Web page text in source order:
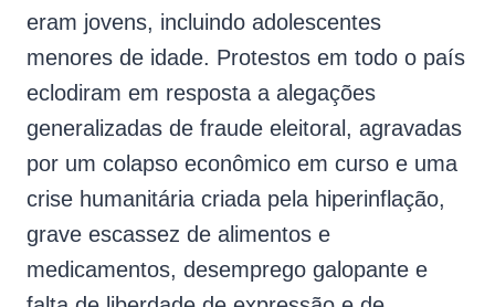
eram jovens, incluindo adolescentes
menores de idade. Protestos em todo o país
eclodiram em resposta a alegações
generalizadas de fraude eleitoral, agravadas
por um colapso econômico em curso e uma
crise humanitária criada pela hiperinflação,
grave escassez de alimentos e
medicamentos, desemprego galopante e